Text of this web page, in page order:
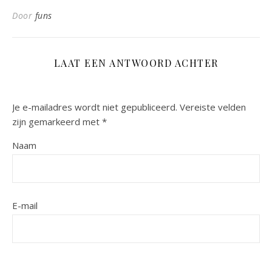
Door funs
LAAT EEN ANTWOORD ACHTER
Je e-mailadres wordt niet gepubliceerd. Vereiste velden
zijn gemarkeerd met *
Naam
E-mail